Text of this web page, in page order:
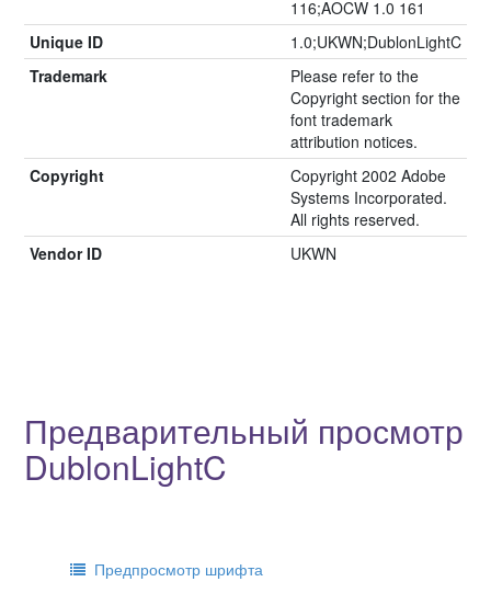
116;AOCW 1.0 161
Unique ID
1.0;UKWN;DublonLightC
Trademark
Please refer to the
Copyright section for the
font trademark
attribution notices.
Copyright
Copyright 2002 Adobe
Systems Incorporated.
All rights reserved.
Vendor ID
UKWN
Предварительный просмотр
DublonLightC
Предпросмотр шрифта